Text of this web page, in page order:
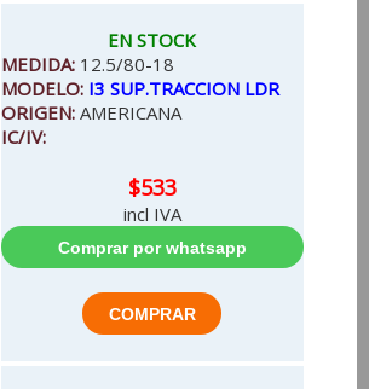
EN STOCK
MEDIDA: 12.5/80-18
MODELO: I3 SUP.TRACCION LDR
ORIGEN: AMERICANA
IC/IV:
$533
incl IVA